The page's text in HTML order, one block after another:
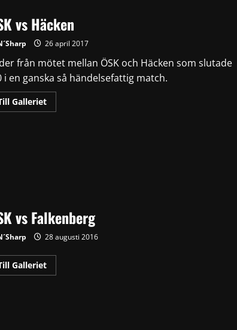
vs Häcken
26 april 2017
från mötet mellan ÖSK och Häcken som slutade
i en ganska så händelsefattig match.
GallerietRead
more
vs Falkenberg
28 augusti 2016
GallerietRead
more